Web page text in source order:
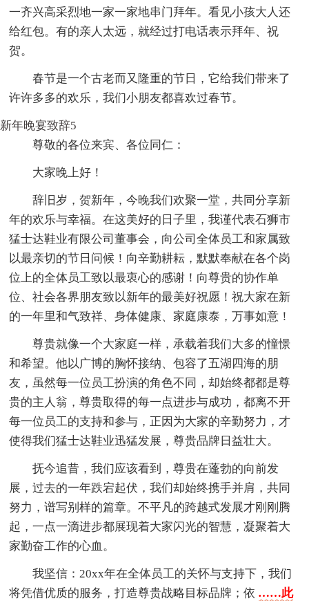
一齐兴高采烈地一家一家地串门拜年。看见小孩大人还
给红包。有的亲人太远，就经过打电话表示拜年、祝
贺。
春节是一个古老而又隆重的节日，它给我们带来了
许许多多的欢乐，我们小朋友都喜欢过春节。
新年晚宴致辞5
尊敬的各位来宾、各位同仁：
大家晚上好！
辞旧岁，贺新年，今晚我们欢聚一堂，共同分享新
年的欢乐与幸福。在这美好的日子里，我谨代表石狮市
猛士达鞋业有限公司董事会，向公司全体员工和家属致
以最亲切的节日问候！向辛勤耕耘，默默奉献在各个岗
位上的全体员工致以最衷心的感谢！向尊贵的协作单
位、社会各界朋友致以新年的最美好祝愿！祝大家在新
的一年里和气致祥、身体健康、家庭康泰，万事如意！
尊贵就像一个大家庭一样，承载着我们大多的憧憬
和希望。他以广博的胸怀接纳、包容了五湖四海的朋
友，虽然每一位员工扮演的角色不同，却始终都都是尊
贵的主人翁，尊贵取得的每一点进步与成功，都离不开
每一位员工的支持和参与，正因为大家的辛勤努力，才
使得我们猛士达鞋业迅猛发展，尊贵品牌日益壮大。
抚今追昔，我们应该看到，尊贵在蓬勃的向前发
展，过去的一年跌宕起伏，我们却始终携手并肩，共同
努力，谱写别样的篇章。不平凡的跨越式发展才刚刚腾
起，一点一滴进步都展现着大家闪光的智慧，凝聚着大
家勤奋工作的心血。
我坚信：20xx年在全体员工的关怀与支持下，我们
将凭借优质的服务，打造尊贵战略目标品牌；依 ……此